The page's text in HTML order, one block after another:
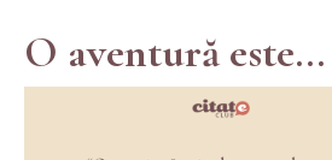
O aventură este...